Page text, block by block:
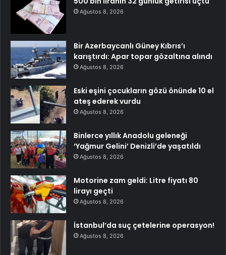
Ağustos 8, 2026
Bir Azerbaycanlı Güney Kıbrıs’ı
karıştırdı: Apar topar gözaltına alındı
Ağustos 8, 2026
Eski eşini çocukların gözü önünde 10 el
ateş ederek vurdu
Ağustos 8, 2026
Binlerce yıllık Anadolu geleneği
‘Yağmur Gelini’ Denizli’de yaşatıldı
Ağustos 8, 2026
Motorine zam geldi: Litre fiyatı 80
lirayı geçti
Ağustos 8, 2026
İstanbul’da suç çetelerine operasyon!
Ağustos 8, 2026